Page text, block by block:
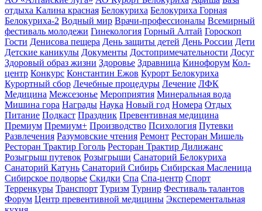
отдыха Калина красная Белокуриха Белокуриха Горная
Белокуриха-2 Водный мир Врачи-профессионалы Всемирный
фестиваль молодежи Гинекология Горный Алтай Гороскоп
Гости Денисова пещера День защиты детей День России Дети
Детские каникулы Документы Достопримечательности Досуг
Здоровый образ жизни Здоровье Здравница Кинофорум Кол-
центр Конкурс Константин Ежов Курорт Белокуриха
Курортный сбор Лечебные процедуры Лечение ЛФК
Медицина Межсезонье Мероприятия Минеральная вода
Мишина гора Награды Наука Новый год Номера Отдых
Питание Подкаст Праздник Превентивная медицина
Премиум Премиум+ Производство Психология Путевки
Развлечения Разумовские чтения Ремонт Ресторан Мишель
Ресторан Трактир Гоголь Ресторан Трактир Дилижанс
Розыгрыш путевок Розыгрыши Санаторий Белокуриха
Санаторий Катунь Санаторий Сибирь Сибирская Масленица
Сибирское подворье Скидки Спа Спа-центр Спорт
Терренкуры Транспорт Туризм Турнир Фестиваль талантов
Форум Центр превентивной медицины Эксперементальная